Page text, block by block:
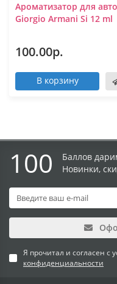
Ароматизатор для авто
Giorgio Armani Si 12 ml
100.00р.
В корзину
100
Баллов
Новинки,
Я прочитал и согласен с
конфиденциальности